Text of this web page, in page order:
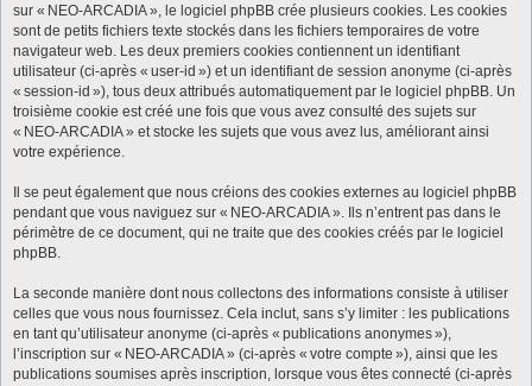
sur « NEO-ARCADIA », le logiciel phpBB crée plusieurs cookies. Les cookies
sont de petits fichiers texte stockés dans les fichiers temporaires de votre
navigateur web. Les deux premiers cookies contiennent un identifiant
utilisateur (ci-après « user-id ») et un identifiant de session anonyme (ci-après
« session-id »), tous deux attribués automatiquement par le logiciel phpBB. Un
troisième cookie est créé une fois que vous avez consulté des sujets sur
« NEO-ARCADIA » et stocke les sujets que vous avez lus, améliorant ainsi
votre expérience.
Il se peut également que nous créions des cookies externes au logiciel phpBB
pendant que vous naviguez sur « NEO-ARCADIA ». Ils n’entrent pas dans le
périmètre de ce document, qui ne traite que des cookies créés par le logiciel
phpBB.
La seconde manière dont nous collectons des informations consiste à utiliser
celles que vous nous fournissez. Cela inclut, sans s’y limiter : les publications
en tant qu’utilisateur anonyme (ci-après « publications anonymes »),
l’inscription sur « NEO-ARCADIA » (ci-après « votre compte »), ainsi que les
publications soumises après inscription, lorsque vous êtes connecté (ci-après